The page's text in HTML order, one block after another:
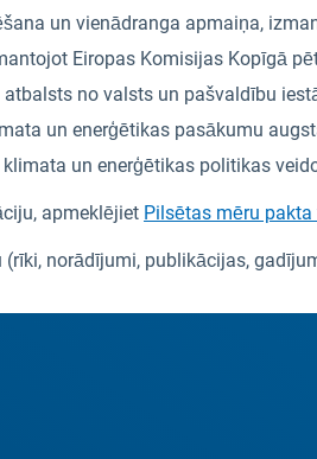
un vienādranga apmaiņa,
Eiropas Komisijas Kopīgā
no valsts un pašvaldību
un enerģētikas pasākumu
un enerģētikas politikas
apmeklējiet Pilsētas mēru
(rīki, norādījumi, publikācijas,